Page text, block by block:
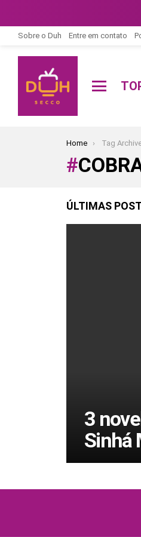
Sobre o Duh Entre em contato
You are here:
Home Tag
ÚLTIMAS
3
Sinhá